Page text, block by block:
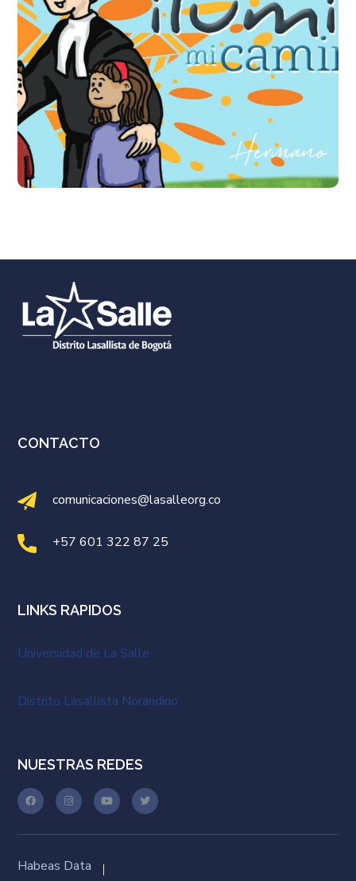
CONTACTO
comunicaciones@lasalleorg.co
+57 601 322 87 25
LINKS RAPIDOS
Universidad de La Salle
Distrito Lasallista Norandino
NUESTRAS REDES
Habeas Data